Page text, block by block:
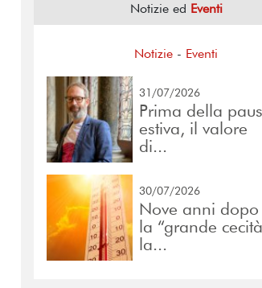
Notizie ed Eventi
Notizie - Eventi
31/07/2026
Prima della
estiva, il valore
di...
30/07/2026
Nove anni dopo
la “grande
la...